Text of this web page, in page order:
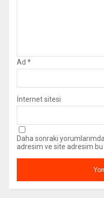
Ad *
İnternet sitesi
Daha sonraki
adresim ve site adresim bu